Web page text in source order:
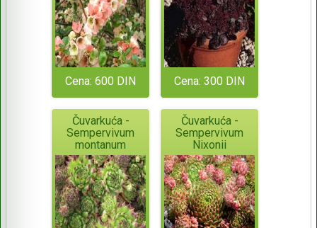
Cena: 600 DIN Cena: 300 DIN
Čuvarkuća -
Sempervivum
montanum
Čuvarkuća -
Sempervivum
Nixonii